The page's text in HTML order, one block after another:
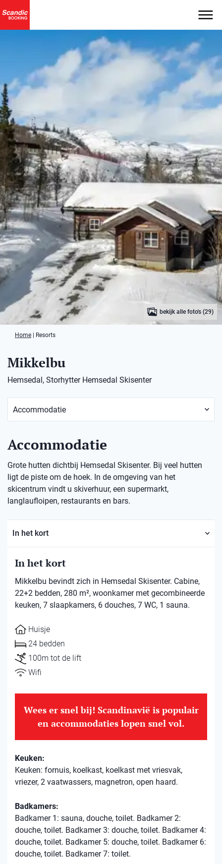
bekijk alle foto's (29)
Home Resorts
Mikkelbu
Hemsedal, Storhytter Hemsedal Skisenter
Accommodatie
Grote hutten dichtbij Hemsedal Skisenter. Bij veel hutten
ligt de piste om de hoek. In de omgeving van het
skicentrum vindt u skiverhuur, een supermarkt,
langlaufloipen, restaurants en bars.
In het kort
In het kort
Mikkelbu bevindt zich in Hemsedal Skisenter. Cabine,
22+2 bedden, 280 m², woonkamer met gecombineerde
keuken, 7 slaapkamers, 6 douches, 7 WC, 1 sauna.
Huisje
24 bedden
100m tot de lift
Wifi
Wees er snel bij! Scandinavië is populair
en accommodaties lopen snel vol.
Keuken:
Keuken: fornuis, koelkast, koelkast met vriesvak,
vriezer, 2 vaatwassers, magnetron, open haard.
Badkamers:
Badkamer 1: sauna, douche, toilet. Badkamer 2:
douche, toilet. Badkamer 3: douche, toilet. Badkamer 4:
douche, toilet. Badkamer 5: douche, toilet. Badkamer 6:
douche, toilet. Badkamer 7: toilet.